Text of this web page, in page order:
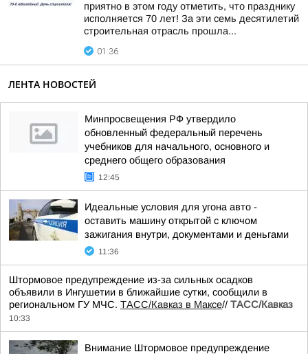
приятно в этом году отметить, что празднику
исполняется 70 лет! За эти семь десятилетий
строительная отрасль прошла...
01:36
ЛЕНТА НОВОСТЕЙ
Минпросвещения РФ утвердило
обновленный федеральный перечень
учебников для начального, основного и
среднего общего образования
12:45
Идеальные условия для угона авто -
оставить машину открытой с ключом
зажигания внутри, документами и деньгами
11:36
Штормовое предупреждение из-за сильных осадков
объявили в Ингушетии в ближайшие сутки, сообщили в
региональном ГУ МЧС. ТАСС/Кавказ в Максе// ТАСС/Кавказ
10:33
Внимание Штормовое предупреждение